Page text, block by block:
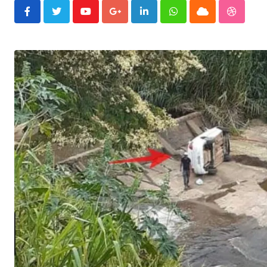
YoutubeGoogle+LinkedInWhatsappCloud